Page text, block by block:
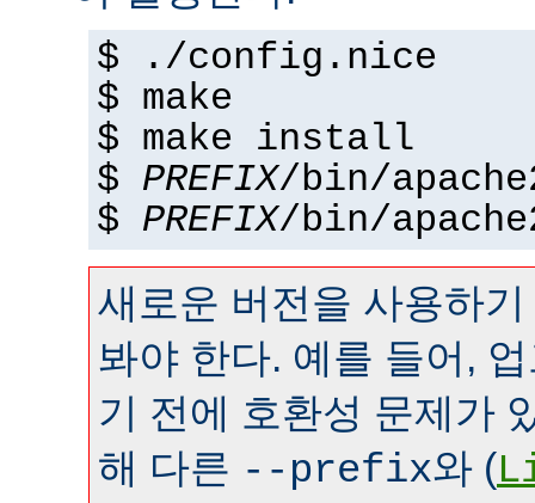
$ ./config.nice
$ make
$ make install
$ PREFIX/bin/
$ PREFIX/bin/
새로운 버전을 사용하
봐야 한다. 예를 들어,
기 전에 호환성 문제가
해 다른 --prefix와 (